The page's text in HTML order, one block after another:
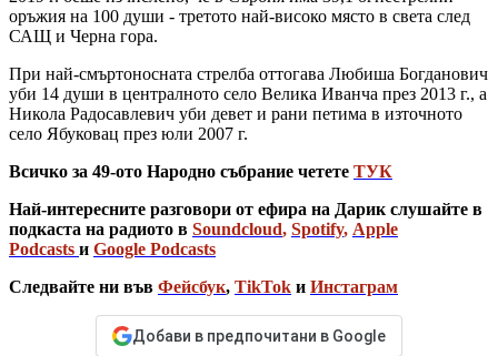
оръжия на 100 души - третото най-високо място в света след
САЩ и Черна гора.
При най-смъртоносната стрелба оттогава Любиша Богданович
уби 14 души в централното село Велика Иванча през 2013 г., а
Никола Радосавлевич уби девет и рани петима в източното
село Ябуковац през юли 2007 г.
Всичко за 49-ото Народно събрание четете ТУК
Най-интересните разговори от ефира на Дарик слушайте в
подкаста на радиото в Soundcloud, Spotify, Apple
Podcasts и Google Podcasts
Следвайте ни във Фейсбук, TikTok и Инстаграм
Добави в предпочитани в Google